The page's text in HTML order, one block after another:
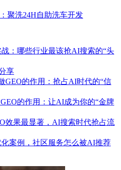
聚洗24H自助洗车开发
：哪些行业最该抢AI搜索的“头
享
GEO的作用：抢占AI时代的“信
的作用：让AI成为你的“金牌
效果最显著，AI搜索时代抢占流
案例，社区服务怎么被AI推荐